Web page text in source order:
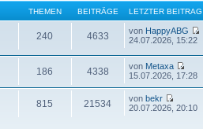
THEMEN BEITRÄGE LETZTER BEITRAG
240 4633 von HappyABG
24.07.2026, 15:22
186 4338 von Metaxa
15.07.2026, 17:28
815 21534 von bekr
20.07.2026, 20:10